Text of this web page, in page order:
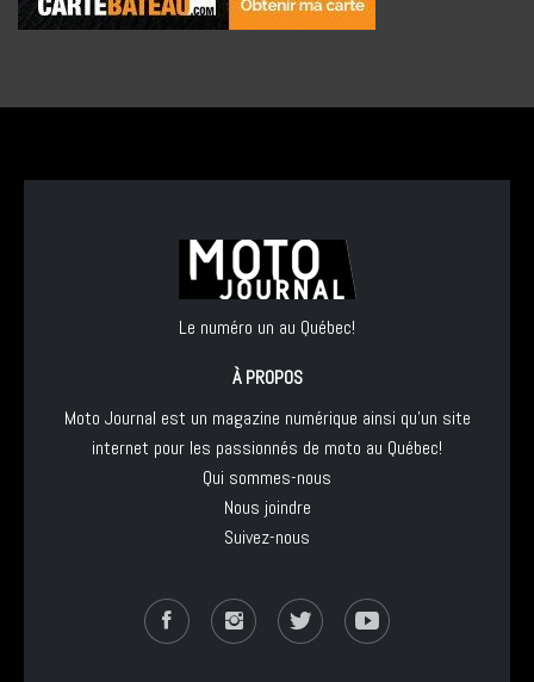
Le numéro un au Québec!
À PROPOS
Moto Journal est un magazine numérique ainsi qu'un site
internet pour les passionnés de moto au Québec!
Qui sommes-nous
Nous joindre
Suivez-nous